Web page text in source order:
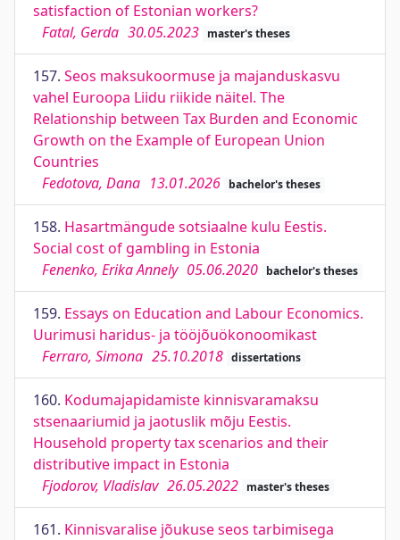
satisfaction of Estonian workers?
Fatal, Gerda 30.05.2023 master's theses
157. Seos maksukoormuse ja majanduskasvu
vahel Euroopa Liidu riikide näitel. The
Relationship between Tax Burden and Economic
Growth on the Example of European Union
Countries
Fedotova, Dana 13.01.2026 bachelor's theses
158. Hasartmängude sotsiaalne kulu Eestis.
Social cost of gambling in Estonia
Fenenko, Erika Annely 05.06.2020 bachelor's theses
159. Essays on Education and Labour Economics.
Uurimusi haridus- ja tööjõuökonoomikast
Ferraro, Simona 25.10.2018 dissertations
160. Kodumajapidamiste kinnisvaramaksu
stsenaariumid ja jaotuslik mõju Eestis.
Household property tax scenarios and their
distributive impact in Estonia
Fjodorov, Vladislav 26.05.2022 master's theses
161. Kinnisvaralise jõukuse seos tarbimisega